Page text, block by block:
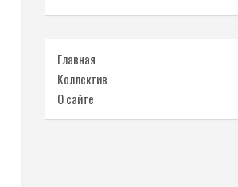
Главная
Коллектив
О сайте